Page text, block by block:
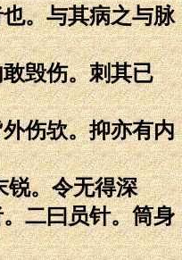
。与其病之与脉
毁伤。刺其已
伤欤。抑亦有内
锐。令无得深
二曰员针。筒身